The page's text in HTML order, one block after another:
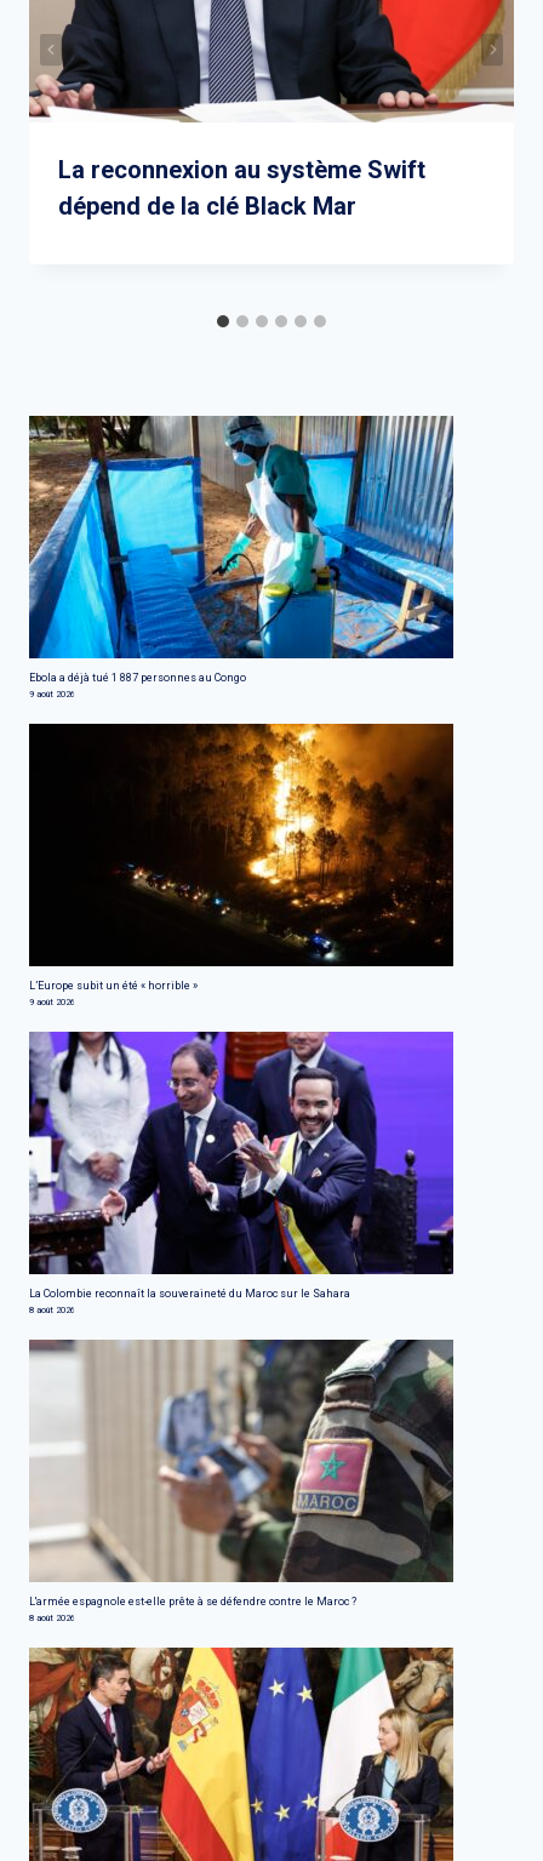
La reconnexion au système Swift
dépend de la clé Black Mar
Ebola a déjà tué 1 887 personnes au Congo
9 août 2026
L’Europe subit un été « horrible »
9 août 2026
La Colombie reconnaît la souveraineté du Maroc sur le Sahara
8 août 2026
L'armée espagnole est-elle prête à se défendre contre le Maroc ?
8 août 2026